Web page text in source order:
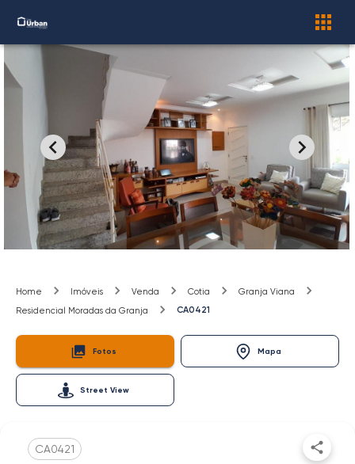
Home Imóveis Venda Cotia
Granja Viana
Residencial Moradas da Granja
CA0421
Fotos Mapa
Street View
CA0421